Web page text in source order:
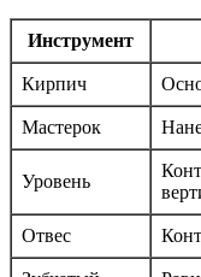
Инструмент
Кирпич
Мастерок
Уровень
Отвес